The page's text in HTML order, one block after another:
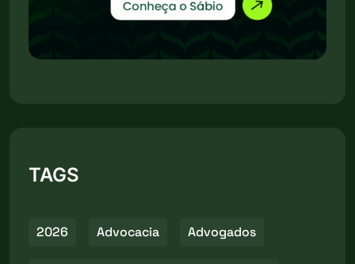
TAGS
2026 Advocacia Advogados